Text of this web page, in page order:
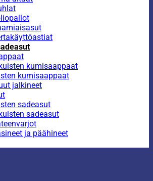
kumisaappaat
kumisaappaat
jalkineet
sadeasut
sadeasut
ja päähineet